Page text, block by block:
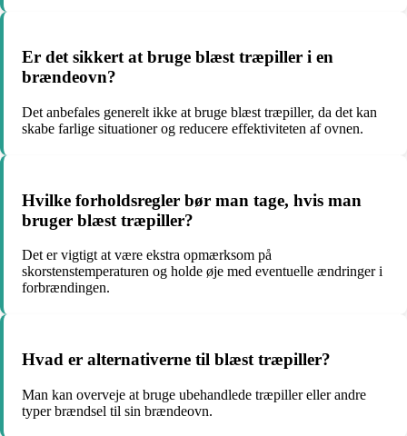
Er det sikkert at bruge blæst træpiller i en
brændeovn?
Det anbefales generelt ikke at bruge blæst træpiller, da det kan
skabe farlige situationer og reducere effektiviteten af ovnen.
Hvilke forholdsregler bør man tage, hvis man
bruger blæst træpiller?
Det er vigtigt at være ekstra opmærksom på
skorstenstemperaturen og holde øje med eventuelle ændringer i
forbrændingen.
Hvad er alternativerne til blæst træpiller?
Man kan overveje at bruge ubehandlede træpiller eller andre
typer brændsel til sin brændeovn.